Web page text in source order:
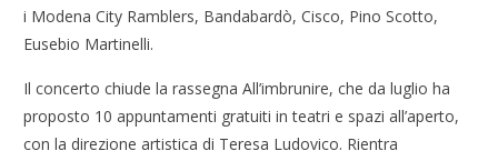
i Modena City Ramblers, Bandabardò, Cisco, Pino Scotto,
Eusebio Martinelli.
Il concerto chiude la rassegna All’imbrunire, che da luglio ha
proposto 10 appuntamenti gratuiti in teatri e spazi all’aperto,
con la direzione artistica di Teresa Ludovico. Rientra